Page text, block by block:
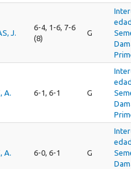
J.
6-4, 1-6, 7-6
(8)
G
A. 6-1, 6-1 G
A. 6-0, 6-1 G